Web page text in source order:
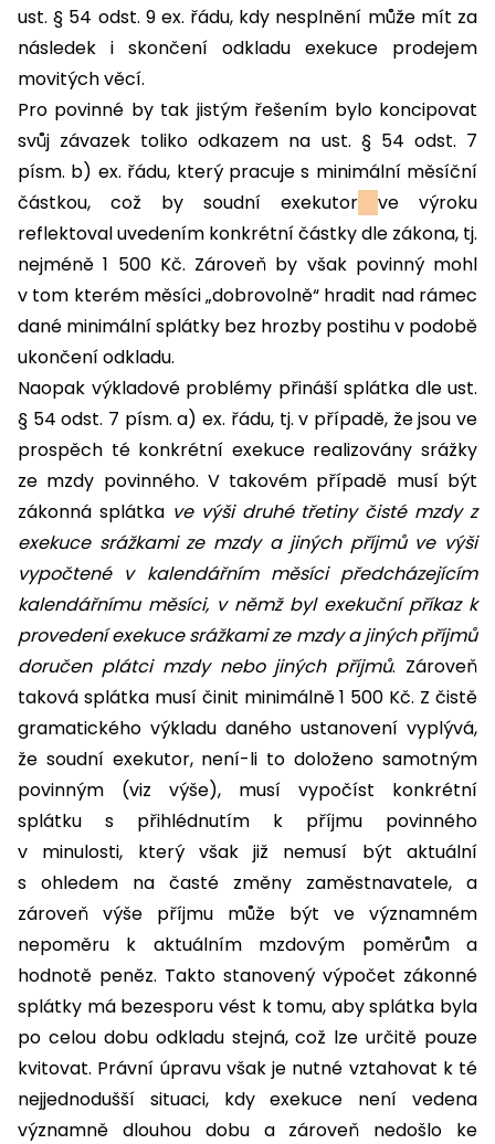
ust. § 54 odst. 9 ex. řádu, kdy nesplnění může mít za
následek i skončení odkladu exekuce prodejem
movitých věcí.
Pro povinné by tak jistým řešením bylo koncipovat
svůj závazek toliko odkazem na ust. § 54 odst. 7
písm. b) ex. řádu, který pracuje s minimální měsíční
částkou, což by soudní exekutor
ve výroku
reflektoval uvedením konkrétní částky dle zákona, tj.
nejméně 1 500 Kč. Zároveň by však povinný mohl
v tom kterém měsíci „dobrovolně“ hradit nad rámec
dané minimální splátky bez hrozby postihu v podobě
ukončení odkladu.
Naopak výkladové problémy přináší splátka dle ust.
§ 54 odst. 7 písm. a) ex. řádu, tj. v případě, že jsou ve
prospěch té konkrétní exekuce realizovány srážky
ze mzdy povinného. V takovém případě musí být
zákonná splátka ve výši druhé třetiny čisté mzdy z
exekuce srážkami ze mzdy a jiných příjmů ve výši
vypočtené v kalendářním měsíci předcházejícím
kalendářnímu měsíci, v němž byl exekuční příkaz k
provedení exekuce srážkami ze mzdy a jiných příjmů
doručen plátci mzdy nebo jiných příjmů. Zároveň
taková splátka musí činit minimálně 1 500 Kč. Z čistě
gramatického výkladu daného ustanovení vyplývá,
že soudní exekutor, není-li to doloženo samotným
povinným (viz výše), musí vypočíst konkrétní
splátku s přihlédnutím k příjmu povinného
v minulosti, který však již nemusí být aktuální
s ohledem na časté změny zaměstnavatele, a
zároveň výše příjmu může být ve významném
nepoměru k aktuálním mzdovým poměrům a
hodnotě peněz. Takto stanovený výpočet zákonné
splátky má bezesporu vést k tomu, aby splátka byla
po celou dobu odkladu stejná, což lze určitě pouze
kvitovat. Právní úpravu však je nutné vztahovat k té
nejjednodušší situaci, kdy exekuce není vedena
významně dlouhou dobu a zároveň nedošlo ke